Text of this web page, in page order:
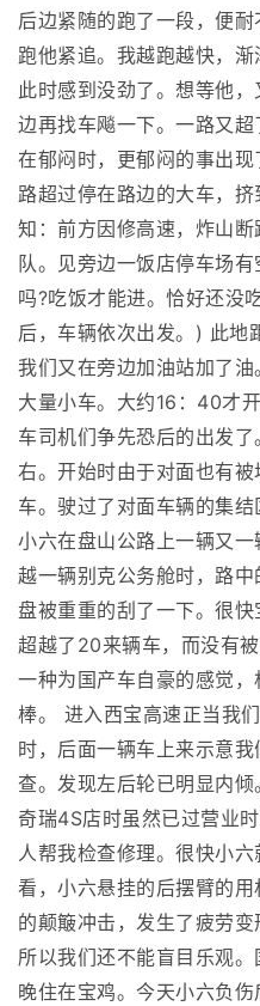
后边紧随的跑了一段，便
跑他紧追。我越跑越快，渐
此时感到没劲了。想等他
边再找车飚一下。一路又
在郁闷时，更郁闷的事出
路超过停在路边的大车，
知：前方因修高速，炸山
队。见旁边一饭店停车场
吗?吃饭才能进。恰好还没
后，车辆依次出发。) 此地
我们又在旁边加油站加了
大量小车。大约16：40才
车司机们争先恐后的出发
右。开始时由于对面也有
车。驶过了对面车辆的集
小六在盘山公路上一辆又
越一辆别克公务舱时，路
盘被重重的刮了一下。很
超越了20来辆车，而没有
一种为国产车自豪的感觉
棒。 进入西宝高速正当我
时，后面一辆车上来示意
查。发现左后轮已明显内
奇瑞4S店时虽然已过营业
人帮我检查修理。很快小
看，小六悬挂的后摆臂的
的颠簸冲击，发生了疲劳变
所以我们还不能盲目乐观
晚住在宝鸡。今天小六负